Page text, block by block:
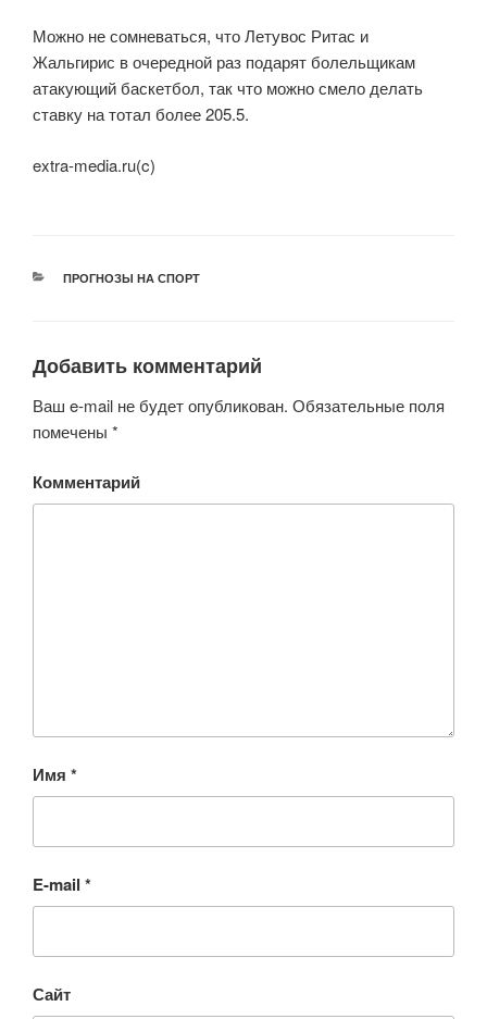
Можно не сомневаться, что Летувос Ритас и
Жальгирис в очередной раз подарят болельщикам
атакующий баскетбол, так что можно смело делать
ставку на тотал более 205.5.
extra-media.ru(c)
РУБРИКИ
ПРОГНОЗЫ НА СПОРТ
Добавить комментарий
Ваш e-mail не будет опубликован. Обязательные поля
помечены *
Комментарий
Имя *
E-mail *
Сайт